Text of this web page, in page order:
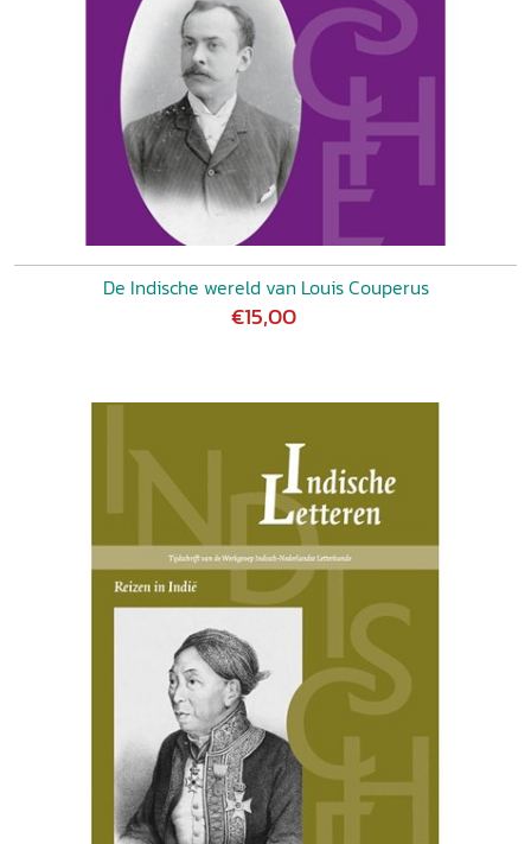
De Indische wereld van Louis Couperus
€15,00